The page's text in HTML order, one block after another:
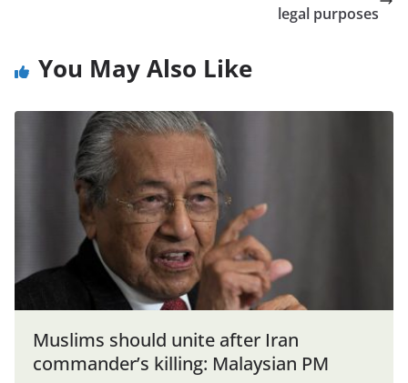
legal purposes
You May Also Like
Muslims should unite after Iran
commander’s killing: Malaysian PM